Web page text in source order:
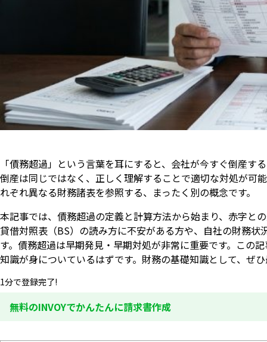
「債務超過」という言葉を耳にすると、会社が今すぐ倒産
倒産は同じではなく、正しく理解することで適切な対処が可
れぞれ異なる財務諸表を参照する、まったく別の概念です。
本記事では、債務超過の定義と計算方法から始まり、赤字と
貸借対照表（BS）の読み方に不安がある方や、自社の財務
す。債務超過は早期発見・早期対処が非常に重要です。この
知識が身についているはずです。財務の基礎知識として、ぜ
1分で登録完了!
無料のINVOYでかんたんに請求書作成